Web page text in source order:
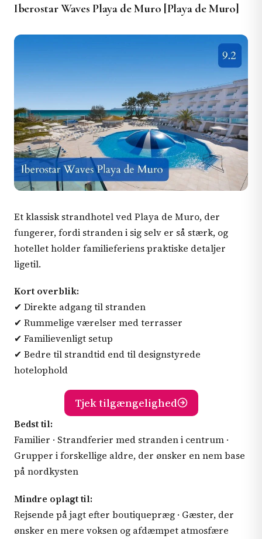
Iberostar Waves Playa de Muro [Playa de Muro]
Et klassisk strandhotel ved Playa de Muro, der
fungerer, fordi stranden i sig selv er så stærk, og
hotellet holder familieferiens praktiske detaljer
ligetil.
Kort overblik:
✔ Direkte adgang til stranden
✔ Rummelige værelser med terrasser
✔ Familievenligt setup
✔ Bedre til strandtid end til designstyrede
hotelophold
Tjek tilgængelighed
Bedst til:
Familier · Strandferier med stranden i centrum ·
Grupper i forskellige aldre, der ønsker en nem base
på nordkysten
Mindre oplagt til:
Rejsende på jagt efter boutiquepræg · Gæster, der
ønsker en mere voksen og afdæmpet atmosfære